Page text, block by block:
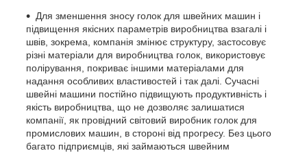
Для зменшення зносу голок для швейних машин і
підвищення якісних параметрів виробництва взагалі і
швів, зокрема, компанія змінює структуру, застосовує
різні матеріали для виробництва голок, використовує
полірування, покриває іншими матеріалами для
надання особливих властивостей і так далі. Сучасні
швейні машини постійно підвищують продуктивність і
якість виробництва, що не дозволяє залишатися
компанії, як провідний світовий виробник голок для
промислових машин, в стороні від прогресу. Без цього
багато підприємців, які займаються швейним